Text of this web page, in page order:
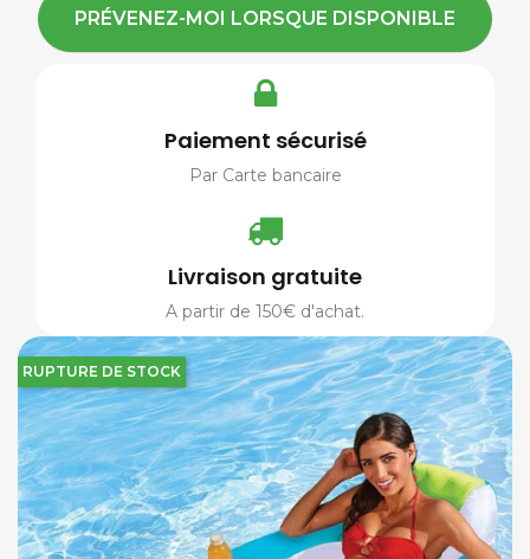
RUPTURE DE STOCK
PRÉVENEZ-MOI LORSQUE DISPONIBLE
Paiement sécurisé
Par Carte bancaire
Livraison gratuite
A partir de 150€ d'achat.